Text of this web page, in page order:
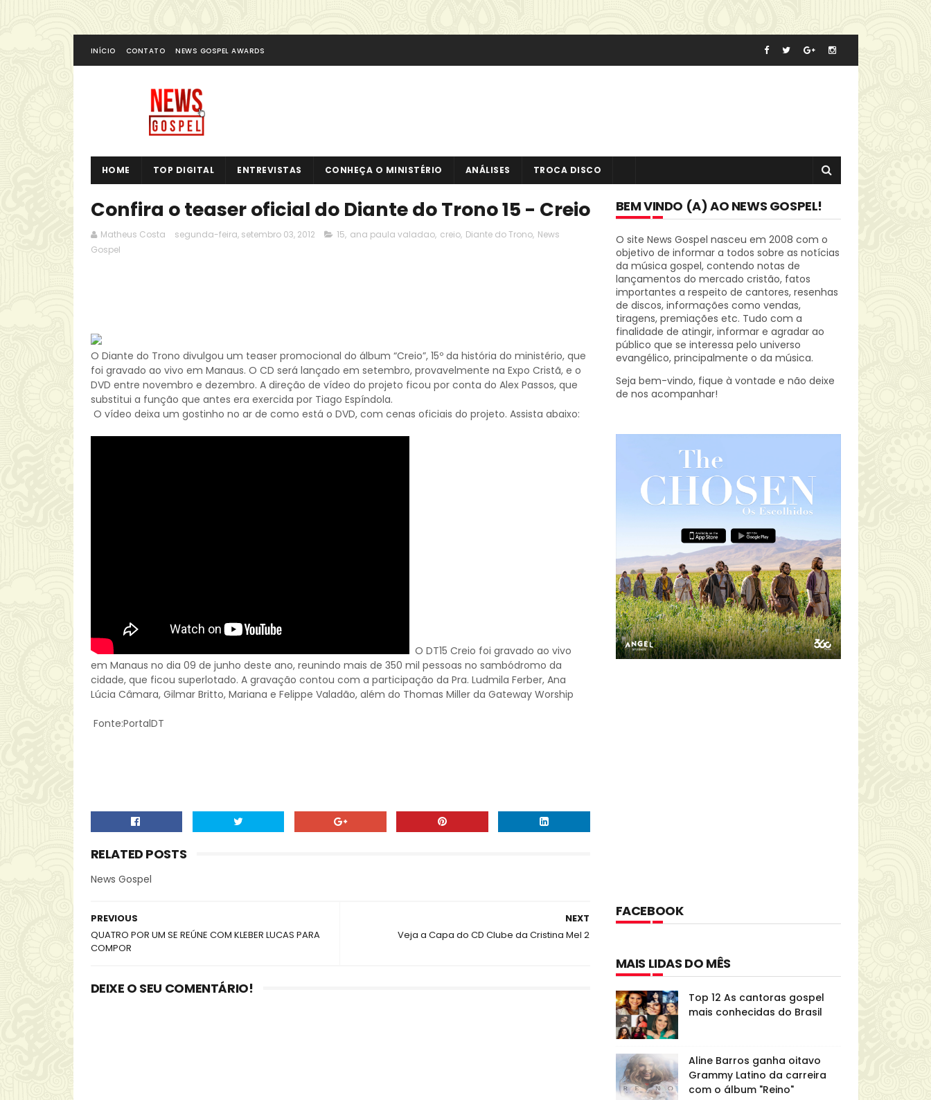
INÍCIO CONTATO NEWS GOSPEL AWARDS
HOME TOP DIGITAL ENTREVISTAS CONHEÇA O MINISTÉRIO ANÁLISES TROCA DISCO
Confira o teaser oficial do Diante do Trono 15 - Creio
Matheus Costa segunda-feira, setembro 03, 2012 15, ana paula valadao, creio, Diante do Trono, News
Gospel
O Diante do Trono divulgou um teaser promocional do álbum “Creio”, 15º da história do ministério, que
foi gravado ao vivo em Manaus. O CD será lançado em setembro, provavelmente na Expo Cristã, e o
DVD entre novembro e dezembro. A direção de vídeo do projeto ficou por conta do Alex Passos, que
substitui a função que antes era exercida por Tiago Espíndola.
O vídeo deixa um gostinho no ar de como está o DVD, com cenas oficiais do projeto. Assista abaixo:
O DT15 Creio foi gravado ao vivo
em Manaus no dia 09 de junho deste ano, reunindo mais de 350 mil pessoas no sambódromo da
cidade, que ficou superlotado. A gravação contou com a participação da Pra. Ludmila Ferber, Ana
Lúcia Câmara, Gilmar Britto, Mariana e Felippe Valadão, além do Thomas Miller da Gateway Worship
Fonte:PortalDT
RELATED POSTS
News Gospel
NEXT
Veja a Capa do CD Clube da Cristina Mel 2
PREVIOUS
QUATRO POR UM SE REÚNE COM KLEBER LUCAS PARA
COMPOR
DEIXE O SEU COMENTÁRIO!
BEM VINDO (A) AO NEWS GOSPEL!
O site News Gospel nasceu em 2008 com o
objetivo de informar a todos sobre as notícias
da música gospel, contendo notas de
lançamentos do mercado cristão, fatos
importantes a respeito de cantores, resenhas
de discos, informações como vendas,
tiragens, premiações etc. Tudo com a
finalidade de atingir, informar e agradar ao
público que se interessa pelo universo
evangélico, principalmente o da música.
Seja bem-vindo, fique à vontade e não deixe
de nos acompanhar!
FACEBOOK
MAIS LIDAS DO MÊS
Top 12 As cantoras gospel
mais conhecidas do Brasil
Aline Barros ganha oitavo
Grammy Latino da carreira
com o álbum "Reino"